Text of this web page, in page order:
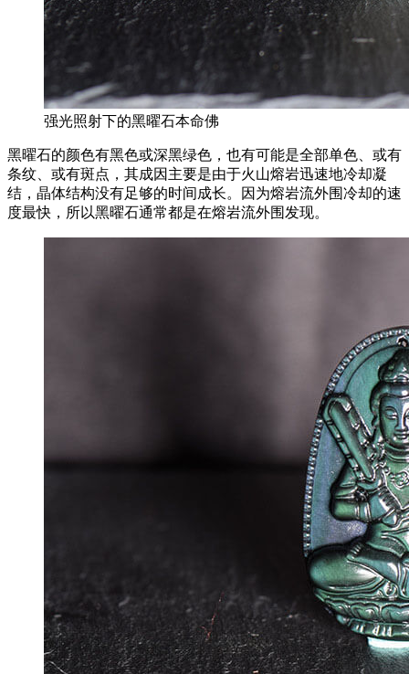
强光照射下的黑曜石本命佛
黑曜石的颜色有黑色或深黑绿色，也有可能是全部单色、或有
条纹、或有斑点，其成因主要是由于火山熔岩迅速地冷却凝
结，晶体结构没有足够的时间成长。因为熔岩流外围冷却的速
度最快，所以黑曜石通常都是在熔岩流外围发现。